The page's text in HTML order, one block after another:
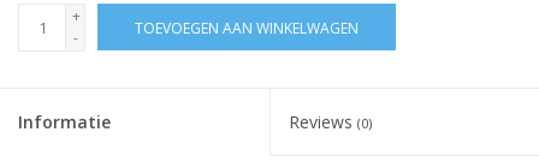
+
-
TOEVOEGEN AAN WINKELWAGEN
Informatie Reviews (0)